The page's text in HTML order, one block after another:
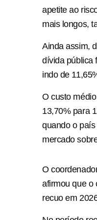
apetite ao
mais longos,
Ainda assim,
dívida pública
indo de
O custo
13,70% para
quando o
mercado
O
afirmou que o
recuo em